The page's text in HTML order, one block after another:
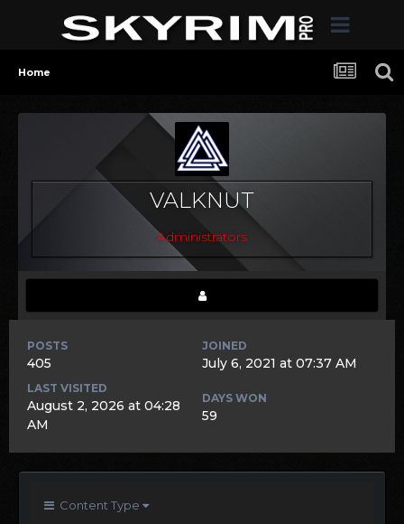
Home
VALKNUT
Administrators
POSTS
405
JOINED
July 6, 2021 at 07:37 AM
LAST VISITED
August 2, 2026 at 04:28
AM
DAYS WON
59
Content Type